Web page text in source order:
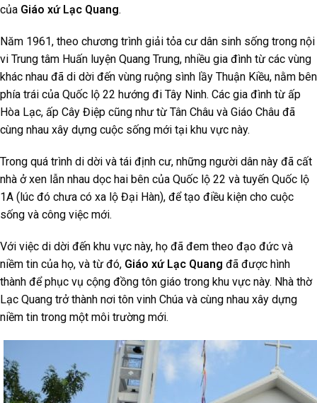
của Giáo xứ Lạc Quang.
Năm 1961, theo chương trình giải tỏa cư dân sinh sống trong nội
vi Trung tâm Huấn luyện Quang Trung, nhiều gia đình từ các vùng
khác nhau đã di dời đến vùng ruộng sình lầy Thuận Kiều, nằm bên
phía trái của Quốc lộ 22 hướng đi Tây Ninh. Các gia đình từ ấp
Hòa Lạc, ấp Cây Điệp cũng như từ Tân Châu và Giáo Châu đã
cùng nhau xây dựng cuộc sống mới tại khu vực này.
Trong quá trình di dời và tái định cư, những người dân này đã cất
nhà ở xen lẫn nhau dọc hai bên của Quốc lộ 22 và tuyến Quốc lộ
1A (lúc đó chưa có xa lộ Đại Hàn), để tạo điều kiện cho cuộc
sống và công việc mới.
Với việc di dời đến khu vực này, họ đã đem theo đạo đức và
niềm tin của họ, và từ đó, Giáo xứ Lạc Quang đã được hình
thành để phục vụ cộng đồng tôn giáo trong khu vực này. Nhà thờ
Lạc Quang trở thành nơi tôn vinh Chúa và cùng nhau xây dựng
niềm tin trong một môi trường mới.